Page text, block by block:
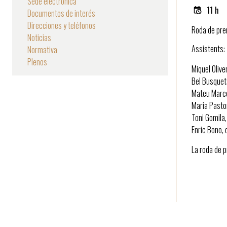
navegación
Documentos de interés
Direcciones y teléfonos
Noticias
Normativa
Plenos
11 h
Roda de
Assistents:
Miquel
Bel
Mateu
Maria
Toni
Enric Bono,
La roda de